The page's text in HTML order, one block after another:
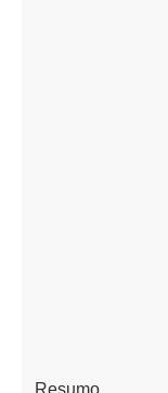
Resumo